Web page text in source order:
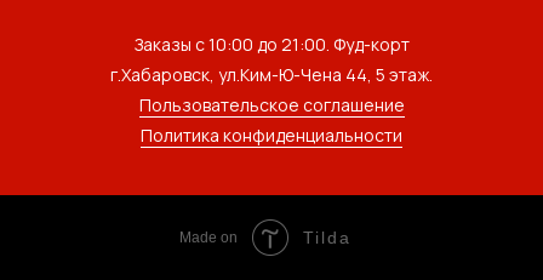
Заказы с 10:00 до 21:00. Фуд-корт
г.Хабаровск, ул.Ким-Ю-Чена 44, 5 этаж.
Пользовательское соглашение
Политика конфиденциальности
Made on Tilda